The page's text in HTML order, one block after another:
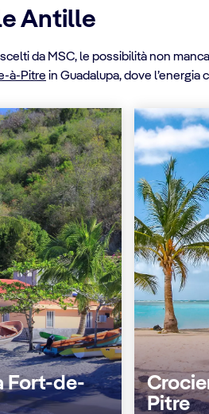
Antille
da MSC, le possibilità non
à-Pitre in Guadalupa, dove l’energia
Fort-de-
Pitre